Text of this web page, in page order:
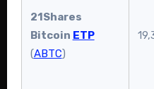
21Shares
Bitcoin ETP
(ABTC)